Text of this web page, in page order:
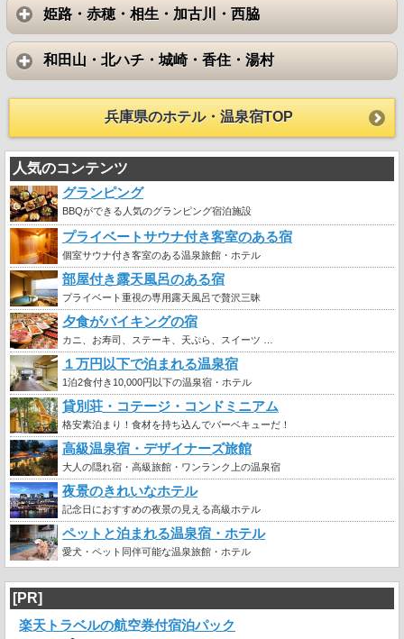
姫路・赤穂・相生・加古川・西脇
和田山・北ハチ・城崎・香住・湯村
兵庫県のホテル・温泉宿TOP
人気のコンテンツ
グランピング
BBQができる人気のグランピング宿泊施設
プライベートサウナ付き客室のある宿
個室サウナ付き客室のある温泉旅館・ホテル
部屋付き露天風呂のある宿
プライベート重視の専用露天風呂で贅沢三昧
夕食がバイキングの宿
カニ、お寿司、ステーキ、天ぷら、スイーツ …
１万円以下で泊まれる温泉宿
1泊2食付き10,000円以下の温泉宿・ホテル
貸別荘・コテージ・コンドミニアム
格安素泊まり！食材を持ち込んでバーベキューだ！
高級温泉宿・デザイナーズ旅館
大人の隠れ宿・高級旅館・ワンランク上の温泉宿
夜景のきれいなホテル
記念日におすすめの夜景の見える高級ホテル
ペットと泊まれる温泉宿・ホテル
愛犬・ペット同伴可能な温泉旅館・ホテル
[PR]
楽天トラベルの航空券付宿泊パック